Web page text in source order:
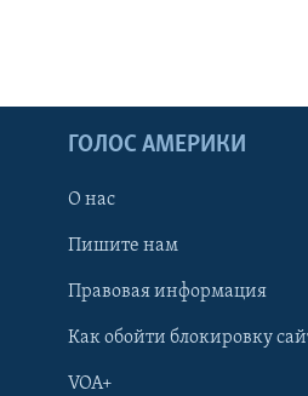
ГОЛОС АМЕРИКИ
О нас
Пишите нам
Правовая информация
Как обойти блокировку
VOA+